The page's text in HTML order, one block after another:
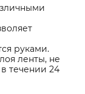
руками.
ленты, не
течении 24